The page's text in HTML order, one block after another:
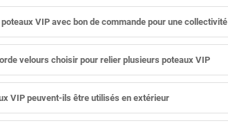
VIP avec bon de commande pour une collectivité
velours choisir pour relier plusieurs poteaux VIP
VIP peuvent-ils être utilisés en extérieur